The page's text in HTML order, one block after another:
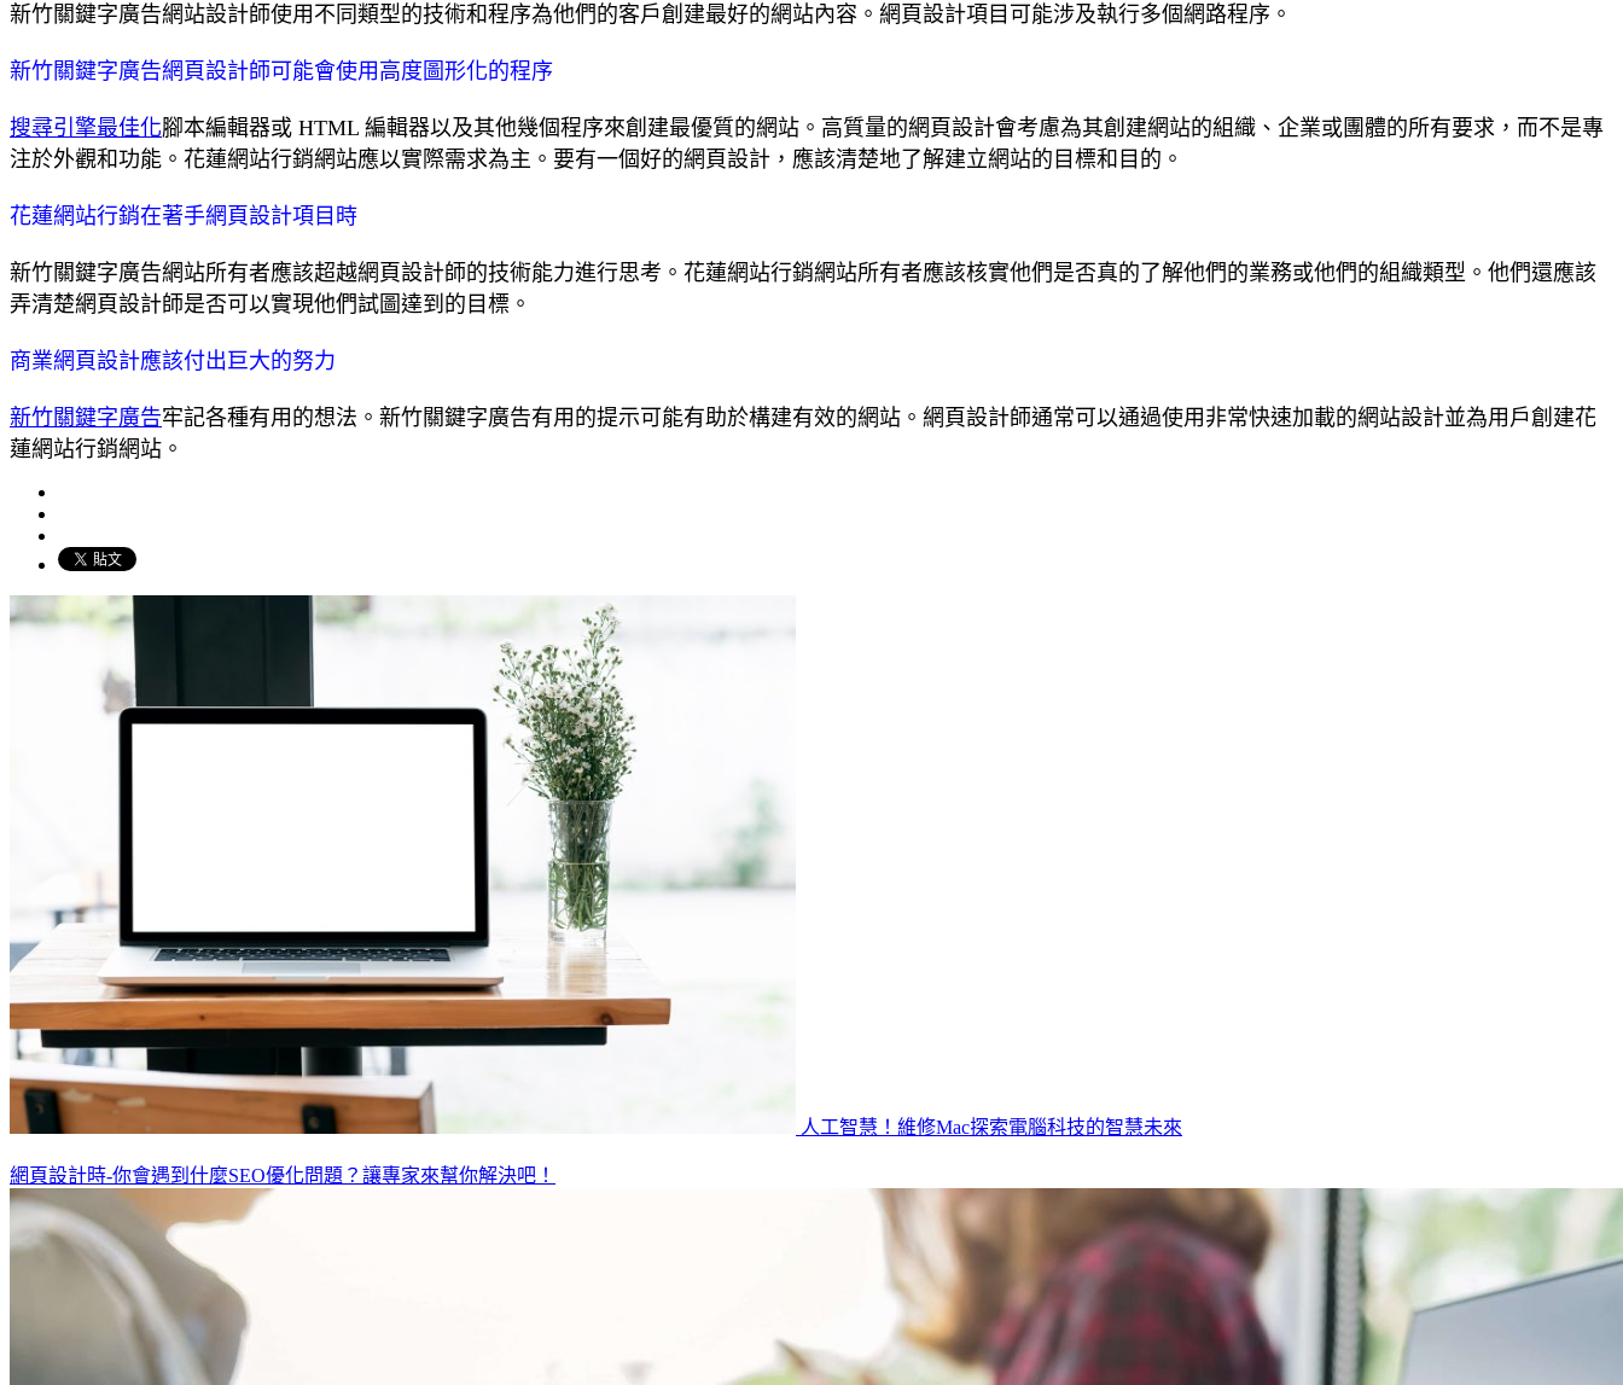
新竹關鍵字廣告網站設計師使用不同類型的技術和程序為他們的客戶創建最好的網站內容。網頁設計項目可能涉及執行多個網路程序。
新竹關鍵字廣告網頁設計師可能會使用高度圖形化的程序
搜尋引擎最佳化腳本編輯器或 HTML 編輯器以及其他幾個程序來創建最優質的網站。高質量的網頁設計會考慮為其創建網站的組織、企業或團體的所有要求，而不是專
注於外觀和功能。花蓮網站行銷網站應以實際需求為主。要有一個好的網頁設計，應該清楚地了解建立網站的目標和目的。
花蓮網站行銷在著手網頁設計項目時
新竹關鍵字廣告網站所有者應該超越網頁設計師的技術能力進行思考。花蓮網站行銷網站所有者應該核實他們是否真的了解他們的業務或他們的組織類型。他們還應該
弄清楚網頁設計師是否可以實現他們試圖達到的目標。
商業網頁設計應該付出巨大的努力
新竹關鍵字廣告牢記各種有用的想法。新竹關鍵字廣告有用的提示可能有助於構建有效的網站。網頁設計師通常可以通過使用非常快速加載的網站設計並為用戶創建花
蓮網站行銷網站。
人工智慧！維修Mac探索電腦科技的智慧未來
網頁設計時-你會遇到什麼SEO優化問題？讓專家來幫你解決吧！